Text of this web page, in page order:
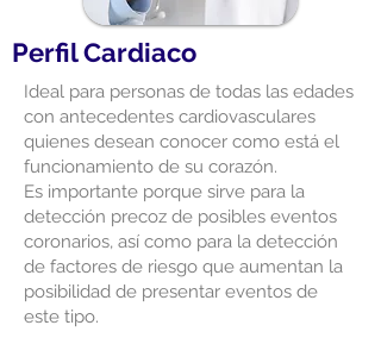
Perfil Cardiaco
Ideal para personas de todas las edades
con antecedentes cardiovasculares
quienes desean conocer como está el
funcionamiento de su corazón.
Es importante porque sirve para la
detección precoz de posibles eventos
coronarios, así como para la detección
de factores de riesgo que aumentan la
posibilidad de presentar eventos de
este tipo.